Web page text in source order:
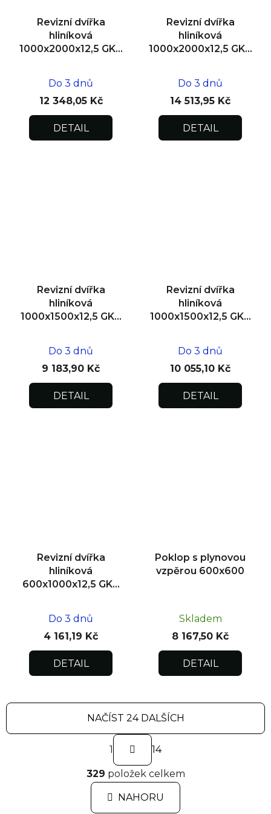
Revizní dvířka
hliníková
1000x2000x12,5 GKB
Do 3 dnů
12 348,05 Kč
DETAIL
Revizní dvířka
hliníková
1000x2000x12,5 GKB
Do 3 dnů
14 513,95 Kč
DETAIL
Revizní dvířka
hliníková
1000x1500x12,5 GKB
Do 3 dnů
9 183,90 Kč
DETAIL
Revizní dvířka
hliníková
1000x1500x12,5 GKB
Do 3 dnů
10 055,10 Kč
DETAIL
Revizní dvířka
hliníková
600x1000x12,5 GKB
Do 3 dnů
4 161,19 Kč
DETAIL
Poklop s plynovou
vzpěrou 600x600
Skladem
8 167,50 Kč
DETAIL
O
v
l
á
NAČÍST 24 DALŠÍCH
S
r
á
n
k
1 14
329 položek celkem
NAHORU